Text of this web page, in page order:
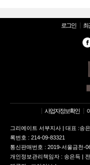
로그인 최
사업자정보확인
그리에이트 서부지사 | 대표 :송
록번호 : 214-09-83321
통신판매번호 : 2019-서울금천-
개인정보관리책임자 : 송은득 |